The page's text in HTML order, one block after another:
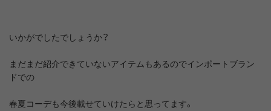
いかがでしたでしょうか？
まだまだ紹介できていないアイテムもあるのでインポートブラン
ドでの
春夏コーデも今後載せていけたらと思ってます。